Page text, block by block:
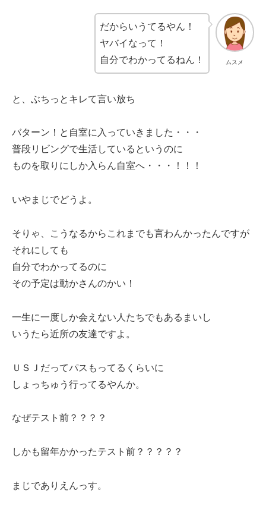
ムスメ
だからいうてるやん！
ヤバイなって！
自分でわかってるねん！
と、ぶちっとキレて言い放ち
バターン！と自室に入っていきました・・・
普段リビングで生活しているというのに
ものを取りにしか入らん自室へ・・・！！！
いやまじでどうよ。
そりゃ、こうなるからこれまでも言わんかったんですが
それにしても
自分でわかってるのに
その予定は動かさんのかい！
一生に一度しか会えない人たちでもあるまいし
いうたら近所の友達ですよ。
ＵＳＪだってパスもってるくらいに
しょっちゅう行ってるやんか。
なぜテスト前？？？？
しかも留年かかったテスト前？？？？？
まじでありえんっす。